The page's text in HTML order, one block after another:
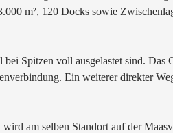
m², 120 Docks sowie
Spitzen voll ausgelastet sind. Das
Ein weiterer direkter
am selben Standort auf der